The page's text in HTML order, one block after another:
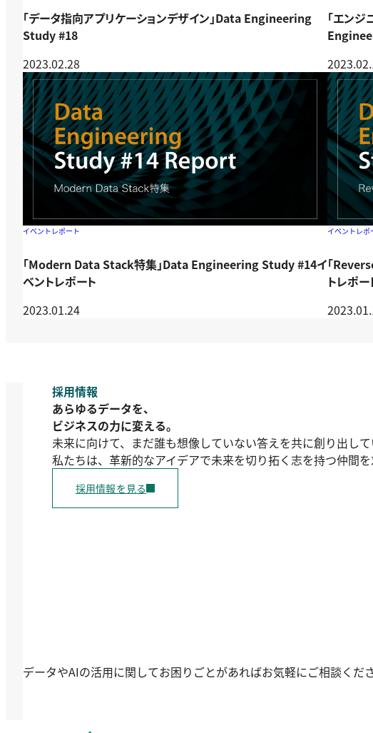
「データ指向アプリケーションデザイン」Data Engineering
Study #18
2023.02.28
「エン
イベントレポート
「Modern Data Stack特集」Data Engineering Study #14イ
ベントレポート
2023.01.24
イベントレポ
「
トレポー
採用情報
あらゆるデータを、
ビジネスの力に変える。
未来に向けて、まだ誰も想像していない答えを共に創り出し
私たちは、革新的なアイデアで未来を切り拓く志を持つ仲間を
採用情報を見る
データやAIの活用に関してお困りごとがあればお気軽にご相談くださ